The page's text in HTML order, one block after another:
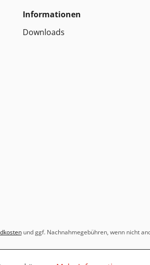
Informationen
Downloads
und ggf. Nachnahmegebühren, wenn nicht